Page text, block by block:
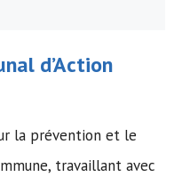
d’Action
la prévention et le
travaillant avec